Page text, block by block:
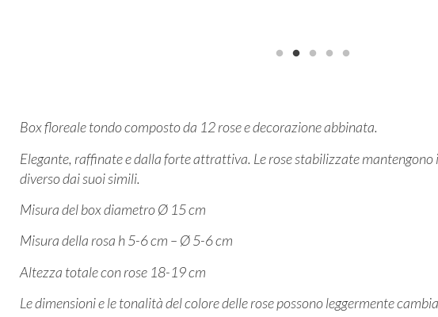
Box floreale tondo composto da 12 rose e decorazione abbinata.
Elegante, raffinate e dalla forte attrattiva. Le rose stabilizzate
diverso dai suoi simili.
Misura del box diametro Ø 15 cm
Misura della rosa h 5-6 cm – Ø 5-6 cm
Altezza totale con rose 18-19 cm
Le dimensioni e le tonalità del colore delle rose possono leggermente